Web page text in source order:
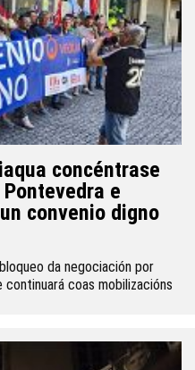
concéntrase
e
convenio digno
da negociación por
coas mobilizacións